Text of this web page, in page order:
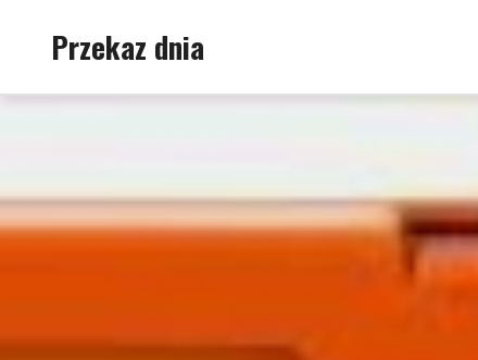
Przekaz dnia